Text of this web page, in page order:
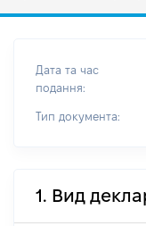
Дата та час
подання:
Тип документа:
1. Вид